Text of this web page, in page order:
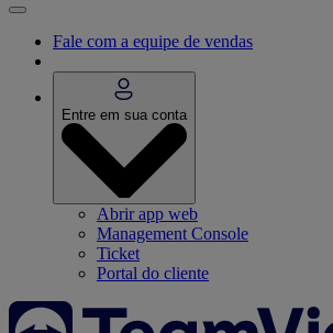
Fale com a equipe de vendas
Entre em sua conta
Abrir app web
Management Console
Ticket
Portal do cliente